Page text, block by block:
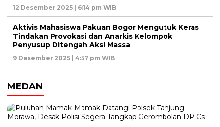
12 Desember 2025 | 6:14 pm WIB
Aktivis Mahasiswa Pakuan Bogor Mengutuk Keras
Tindakan Provokasi dan Anarkis Kelompok
Penyusup Ditengah Aksi Massa
9 Desember 2025 | 4:57 pm WIB
MEDAN